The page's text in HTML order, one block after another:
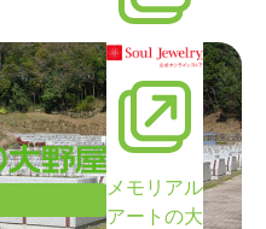
メモリアル
アートの大